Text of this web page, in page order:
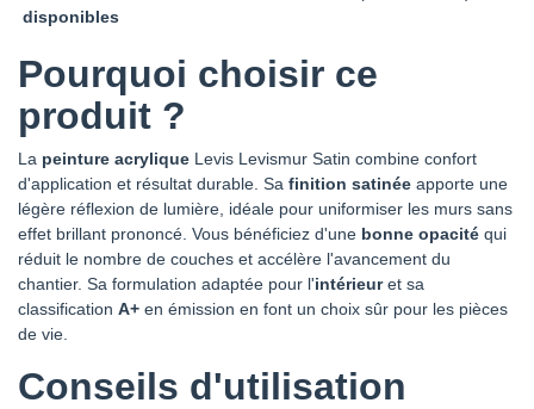
disponibles
Pourquoi choisir ce
produit ?
La peinture acrylique Levis Levismur Satin combine confort
d'application et résultat durable. Sa finition satinée apporte une
légère réflexion de lumière, idéale pour uniformiser les murs sans
effet brillant prononcé. Vous bénéficiez d'une bonne opacité qui
réduit le nombre de couches et accélère l'avancement du
chantier. Sa formulation adaptée pour l'intérieuret sa
classification A+ en émission en font un choix sûr pour les pièces
de vie.
Conseils d'utilisation